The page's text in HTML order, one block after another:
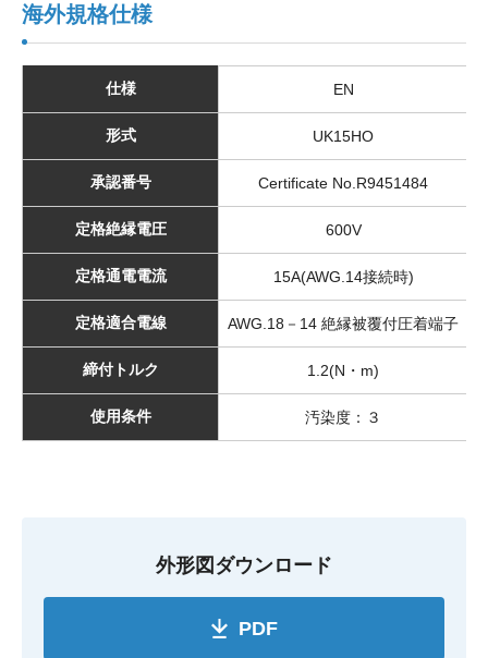
海外規格仕様
仕様 EN
形式 UK15HO
承認番号 Certificate No.R9451484
定格絶縁電圧 600V
定格通電電流 15A(AWG.14接続時)
定格適合電線 AWG.18－14 絶縁被覆付圧着端子
締付トルク 1.2(N・m)
使用条件 汚染度：３
外形図ダウンロード
PDF